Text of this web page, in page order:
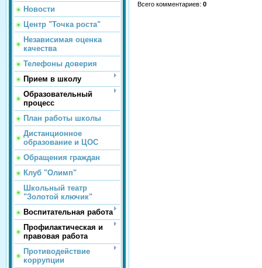
Новости
Центр "Точка роста"
Независимая оценка
качества
Телефоны доверия
Прием в школу
Образовательный
процесс
План работы школы
Дистанционное
образование и ЦОС
Обращения граждан
Клуб "Олимп"
Школьный театр
"Золотой ключик"
Воспитательная работа
Профилактическая и
правовая работа
Противодействие
коррупции
Всего комментариев: 0